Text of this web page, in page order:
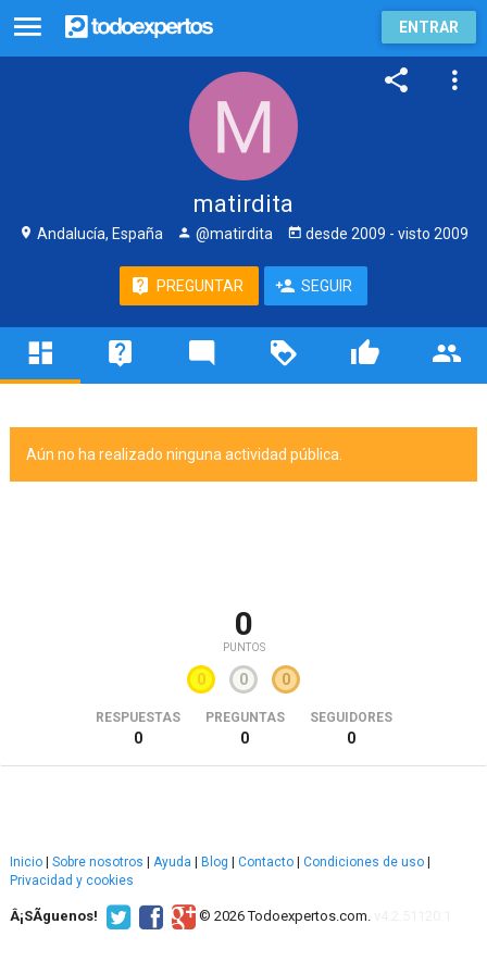
ENTRAR
matirdita
Andalucía, España @matirdita desde 2009 - visto 2009
PREGUNTAR SEGUIR
Aún no ha realizado ninguna actividad pública.
0
PUNTOS
0 0 0
RESPUESTAS
0
PREGUNTAS
0
SEGUIDORES
0
Inicio Sobre nosotros Ayuda Blog Contacto Condiciones de uso
Privacidad y cookies
Â¡SÃ­guenos! © 2026 Todoexpertos.com.